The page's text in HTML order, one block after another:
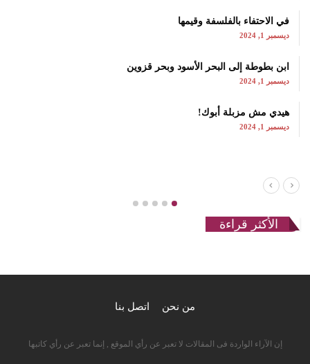
في الاحتفاء بالفلسفة وقيمها
ديسمبر 1, 2024
ابن بطوطة إلى البحر الأسود وبحر قزوين
ديسمبر 1, 2024
هيدي مش مزبلة أبوك!
ديسمبر 1, 2024
الأكثر قراءة
من نحن اتصل بنا
إن الآراء الواردة فى المقالات لا تعبر عن رأي الموقع , إنما تعبر عن رأي كاتبها